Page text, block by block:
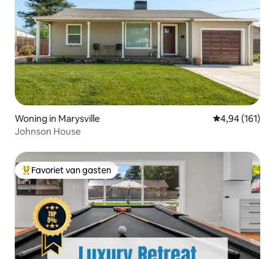
Woning in Marysville Gemiddelde
4,94 (161)
Johnson House
Topfavoriet van gasten
Favoriet van gasten